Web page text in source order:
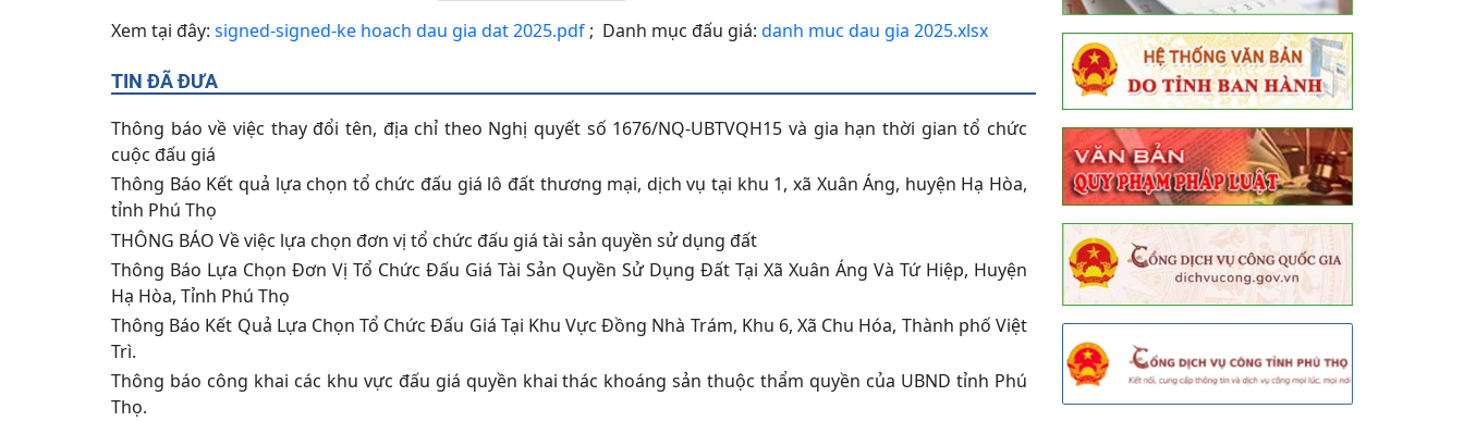
Xem tại đây: signed-signed-ke hoach dau gia dat 2025.pdf ; Danh mục đấu giá: danh muc dau gia 2025.xlsx
TIN ĐÃ ĐƯA
Thông báo về việc thay đổi tên, địa chỉ theo Nghị quyết số 1676/NQ-UBTVQH15 và gia hạn thời gian tổ chức
cuộc đấu giá
Thông Báo Kết quả lựa chọn tổ chức đấu giá lô đất thương mại, dịch vụ tại khu 1, xã Xuân Áng, huyện Hạ Hòa,
tỉnh Phú Thọ
THÔNG BÁO Về việc lựa chọn đơn vị tổ chức đấu giá tài sản quyền sử dụng đất
Thông Báo Lựa Chọn Đơn Vị Tổ Chức Đấu Giá Tài Sản Quyền Sử Dụng Đất Tại Xã Xuân Áng Và Tứ Hiệp, Huyện
Hạ Hòa, Tỉnh Phú Thọ
Thông Báo Kết Quả Lựa Chọn Tổ Chức Đấu Giá Tại Khu Vực Đồng Nhà Trám, Khu 6, Xã Chu Hóa, Thành phố Việt
Trì.
Thông báo công khai các khu vực đấu giá quyền khai thác khoáng sản thuộc thẩm quyền của UBND tỉnh Phú
Thọ.